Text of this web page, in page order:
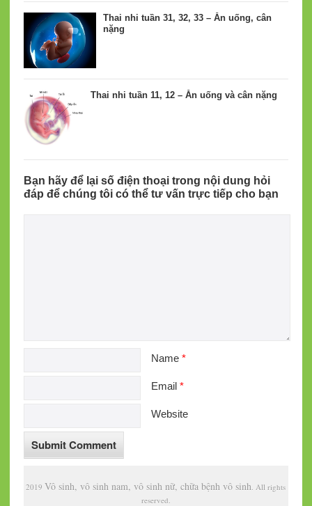
Thai nhi tuần 31, 32, 33 – Ăn uống, cân
nặng
Thai nhi tuần 11, 12 – Ăn uống và cân nặng
Bạn hãy để lại số điện thoại trong nội dung hỏi
đáp để chúng tôi có thể tư vấn trực tiếp cho bạn
Name *
Email *
Website
2019Vô sinh, vô sinh nam, vô sinh nữ, chữa bệnh vô sinh. All rights
reserved.